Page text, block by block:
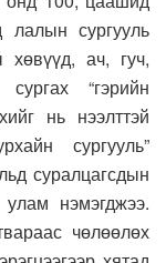
сургууль
хөвүүд, ач, гуч,
“гэрийн
нь нээлттэй
сургууль”
суралцагсдын
нэмэгджээ.
чөлөөлөх